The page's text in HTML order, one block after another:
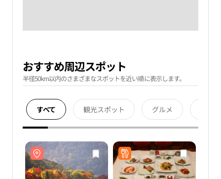
おすすめ周辺スポット
半径50km以内のさまざまなスポットを近い順に表示します。
すべて 観光スポット グルメ